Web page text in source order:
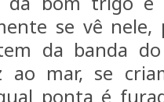
se vê
da banda
ao mar, se
ponta é